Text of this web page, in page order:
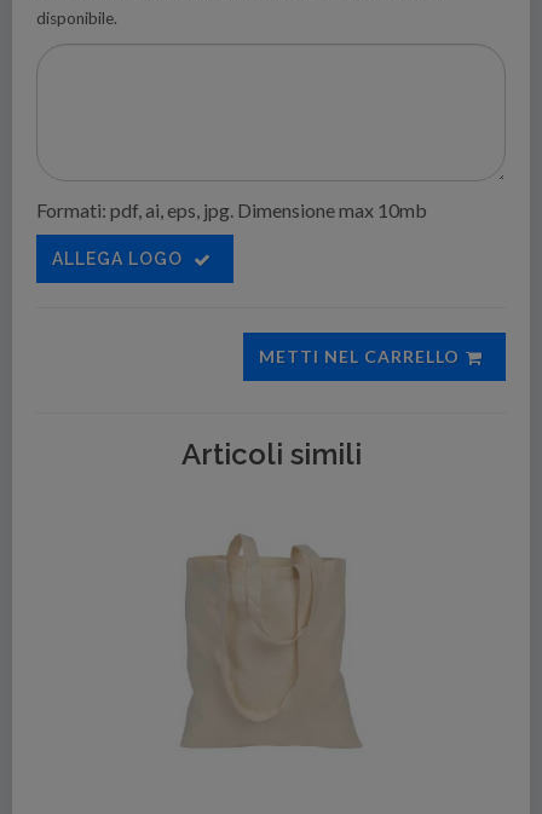
disponibile.
Formati: pdf, ai, eps, jpg. Dimensione max 10mb
ALLEGA LOGO
METTI NEL CARRELLO
Articoli simili